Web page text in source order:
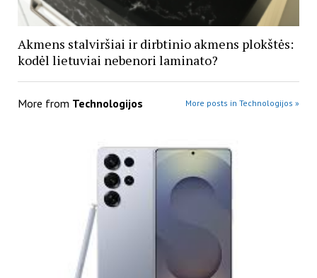
Akmens stalviršiai ir dirbtinio akmens plokštės:
kodėl lietuviai nebenori laminato?
More from Technologijos More posts in Technologijos »